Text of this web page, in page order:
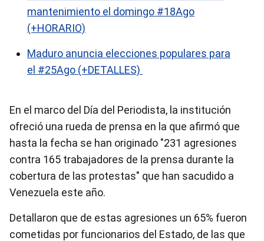
mantenimiento el domingo #18Ago
(+HORARIO)
Maduro anuncia elecciones populares para
el #25Ago (+DETALLES)
En el marco del Día del Periodista, la institución
ofreció una rueda de prensa en la que afirmó que
hasta la fecha se han originado "231 agresiones
contra 165 trabajadores de la prensa durante la
cobertura de las protestas" que han sacudido a
Venezuela este año.
Detallaron que de estas agresiones un 65% fueron
cometidas por funcionarios del Estado, de las que